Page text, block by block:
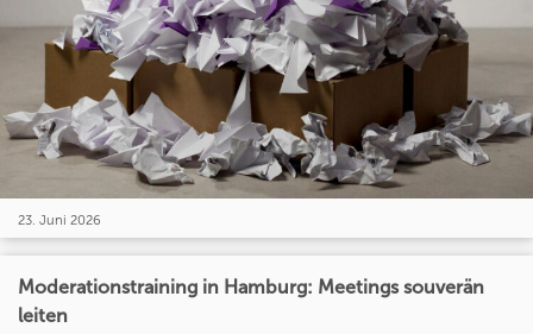
23. Juni 2026
Moderationstraining in Hamburg: Meetings souverän
leiten